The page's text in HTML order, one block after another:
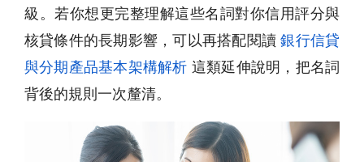
級。若你想更完整理解這些名詞對你信用評分與
核貸條件的長期影響，可以再搭配閱讀銀行信貸
與分期產品基本架構解析 這類延伸說明，把名詞
背後的規則一次釐清。